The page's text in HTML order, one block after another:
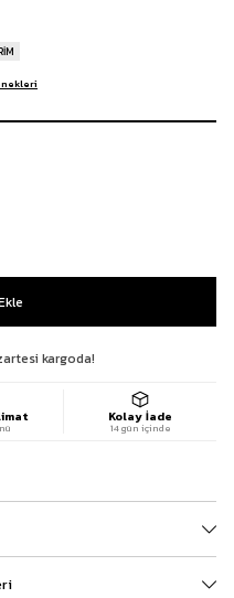
kargoda!
Kolay İade
14 gün içinde